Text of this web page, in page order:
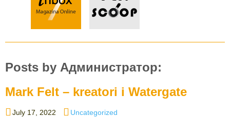
Posts by Администратор:
Mark Felt – kreatori i Watergate
Posted
July 17, 2022 Categories
Uncategorized